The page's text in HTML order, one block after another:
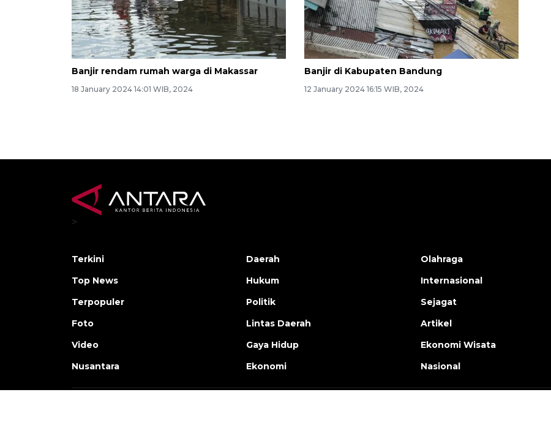
Banjir rendam rumah warga di Makassar
18 January 2024 14:01 WIB, 2024
Banjir di Kabupaten Bandung
12 January 2024 16:15 WIB, 2024
>
Terkini
Top News
Terpopuler
Foto
Video
Nusantara
Daerah
Hukum
Politik
Lintas Daerah
Gaya Hidup
Ekonomi
Olahraga
Internasional
Sejagat
Artikel
Ekonomi Wisata
Nasional